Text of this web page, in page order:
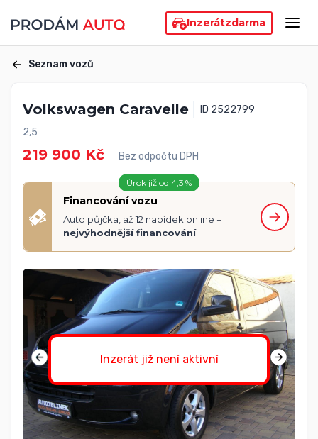
Inzerátzdarma
Seznam vozů
Volkswagen Caravelle
ID 2522799
2,5
219 900 Kč Bez odpočtu DPH
Úrok již od 4,3 %
Financování vozu
Auto půjčka, až 12 nabídek online =
nejvýhodnější financování
Inzerát již není aktivní